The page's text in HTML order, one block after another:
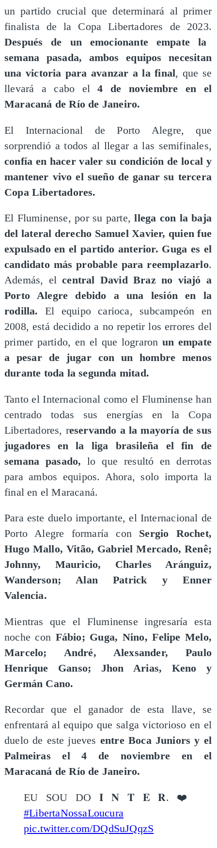
un partido crucial que determinará al primer
finalista de la Copa Libertadores de 2023.
Después de un emocionante empate la
semana pasada, ambos equipos necesitan
una victoria para avanzar a la final, que se
llevará a cabo el4 de noviembre en el
Maracaná de Río de Janeiro.
El Internacional de Porto Alegre, que
sorprendió a todos al llegar a las semifinales,
confía en hacer valer su condición de local y
mantener vivo el sueño de ganar su tercera
Copa Libertadores.
​El Fluminense, por su parte,llega con la baja
del lateral derecho Samuel Xavier, quien fue
expulsado en el partido anterior. Guga es el
candidato más probable para reemplazarlo.
Además, elcentral David Braz no viajó a
Porto Alegre debido a una lesión en la
rodilla. El equipo carioca, subcampeón en
2008, está decidido a no repetir los errores del
primer partido, en el que lograron un empate
a pesar de jugar con un hombre menos
durante toda la segunda mitad.​
​Tanto el Internacional como el Fluminense han
centrado todas sus energías en la Copa
Libertadores, reservando a la mayoría de sus
jugadores en la liga brasileña el fin de
semana pasado,lo que resultó en derrotas
para ambos equipos. Ahora, solo importa la
final en el Maracaná.
Para este duelo importante, el Internacional de
Porto Alegre formaría con Sergio Rochet,
Hugo Mallo, Vitão, Gabriel Mercado, Renê;
Johnny, Mauricio, Charles Aránguiz,
Wanderson; Alan Patrick y Enner
Valencia.
Mientras que el Fluminense ingresaría esta
noche con Fábio; Guga, Nino, Felipe Melo,
Marcelo; André, Alexsander, Paulo
Henrique Ganso; Jhon Arias, Keno y
Germán Cano.
Recordar que el ganador de esta llave, se
enfrentará al equipo que salga victorioso en el
duelo de este jueves entre Boca Juniors y el
Palmeiras el 4 de noviembre en el
Maracaná de Río de Janeiro.
EU SOU DO 𝐈 𝐍 𝐓 𝐄 𝐑. ❤️
#LibertaNossaLoucura
pic.twitter.com/DQdSuJQqzS